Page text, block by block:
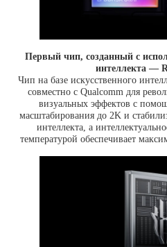
Первый чип, созданный с
интеллекта —
Чип на базе искусственного
совместно с Qualcomm для
визуальных эффектов с
масштабирования до 2K и
интеллекта, а
температурой обеспечивает